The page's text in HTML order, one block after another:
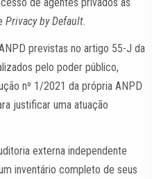
Privacy by Default.
previstas no artigo 55-J da
pelo poder público,
nº 1/2021 da própria ANPD
justificar uma atuação
externa independente
inventário completo de seus